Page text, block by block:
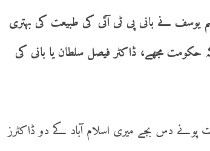
نے بانی پی ٹی آئی کی طبیعت کی بہتری
مجھے، ڈاکٹر فیصل سلطان یا بانی کی
پونے دس بجے میری اسلام آباد کے دو ڈاکٹرز